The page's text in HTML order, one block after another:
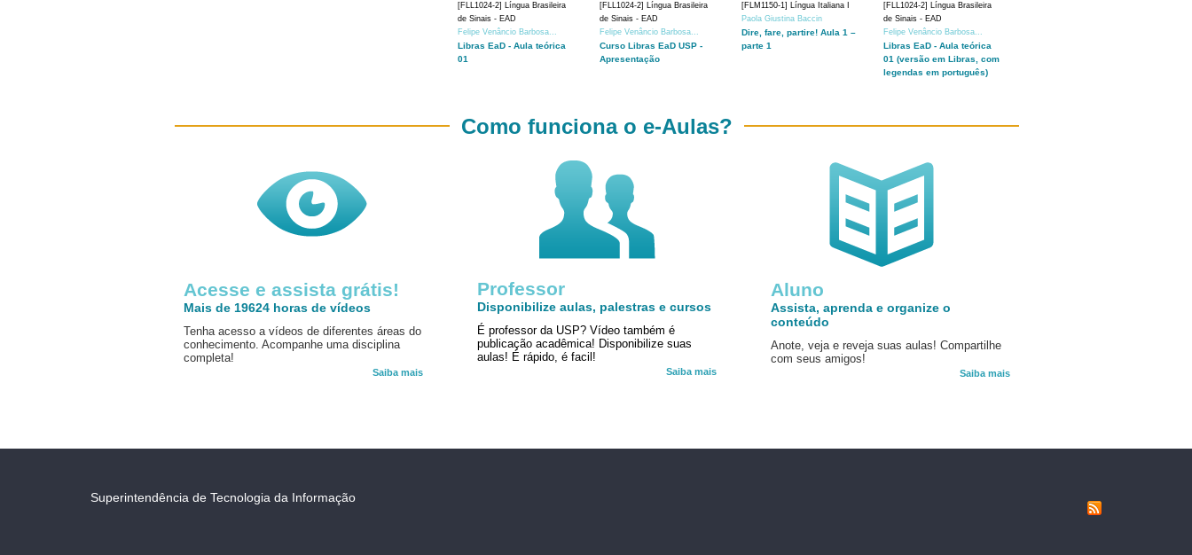
[FLL1024-2] Língua Brasileira
de Sinais - EAD
Felipe Venâncio Barbosa...
Libras EaD - Aula teórica
01
[FLL1024-2] Língua Brasileira
de Sinais - EAD
Felipe Venâncio Barbosa...
Curso Libras EaD USP -
Apresentação
[FLM1150-1] Língua Italiana I
Paola Giustina Baccin
Dire, fare, partire! Aula 1 –
parte 1
[FLL1024-2] Língua Brasileira
de Sinais - EAD
Felipe Venâncio Barbosa...
Libras EaD - Aula teórica
01 (versão em Libras, com
legendas em português)
Acesse e assista grátis!
Mais de 19624 horas de vídeos
Tenha acesso a vídeos de diferentes áreas do
conhecimento. Acompanhe uma disciplina
completa!
Saiba mais
Aluno
Assista, aprenda e organize o
conteúdo
Anote, veja e reveja suas aulas! Compartilhe
com seus amigos!
Saiba mais
Como funciona o e-Aulas?
Professor
Disponibilize aulas, palestras e cursos
É professor da USP? Vídeo também é
publicação acadêmica! Disponibilize suas
aulas! É rápido, é facil!
Saiba mais
Superintendência de Tecnologia da Informação